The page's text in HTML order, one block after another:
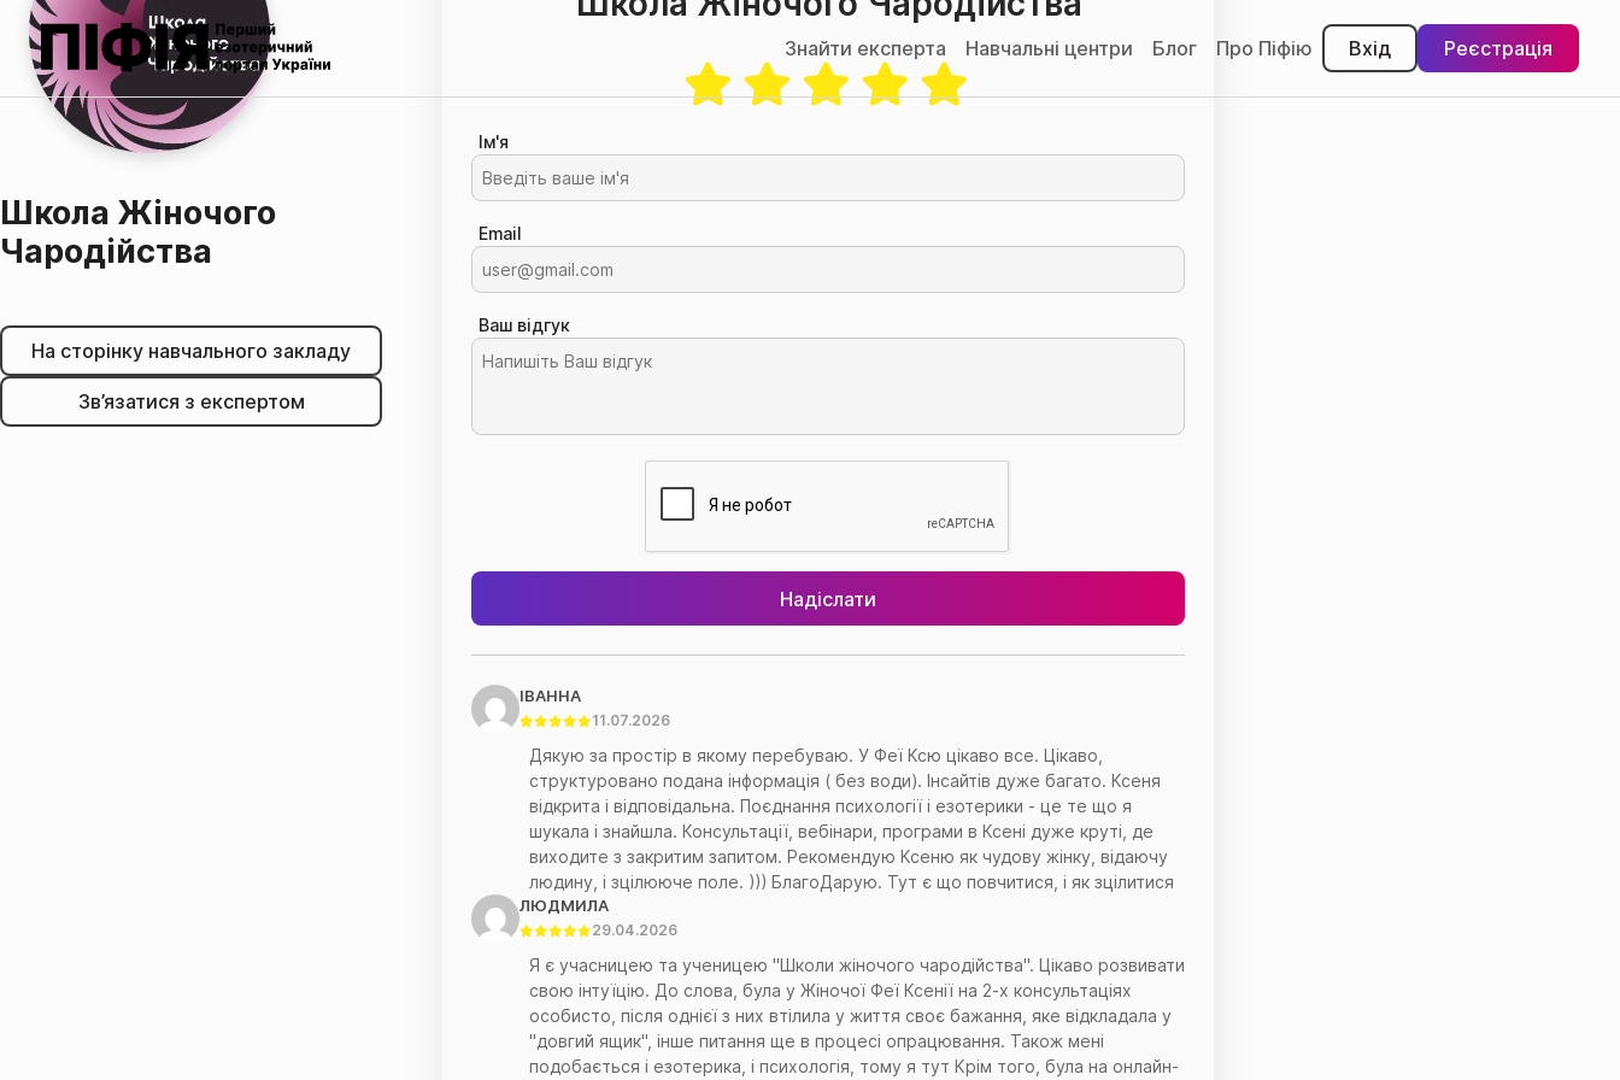
Знайти експерта Навчальні центри Блог Про Піфію Вхід Реєстрація
Школа Жіночого
Чародійства
На сторінку навчального закладу
Зв’язатися з експертом
Ім'я
Email
Ваш відгук
Надіслати
ІВАННА
11.07.2026
Дякую за простір в якому перебуваю. У Феї Ксю цікаво все. Цікаво,
структуровано подана інформація ( без води). Інсайтів дуже багато. Ксеня
відкрита і відповідальна. Поєднання психології і езотерики - це те що я
шукала і знайшла. Консультації, вебінари, програми в Ксені дуже круті, де
виходите з закритим запитом. Рекомендую Ксеню як чудову жінку, відаючу
людину, і зцілююче поле. ))) БлагоДарую. Тут є що повчитися, і як зцілитися
ЛЮДМИЛА
29.04.2026
Я є учасницею та ученицею "Школи жіночого чародійства". Цікаво розвивати
свою інтуїцію. До слова, була у Жіночої Феї Ксенії на 2-х консультаціях
особисто, після однієї з них втілила у життя своє бажання, яке відкладала у
"довгий ящик", інше питання ще в процесі опрацювання. Також мені
подобається і езотерика, і психологія, тому я тут Крім того, була на онлайн-